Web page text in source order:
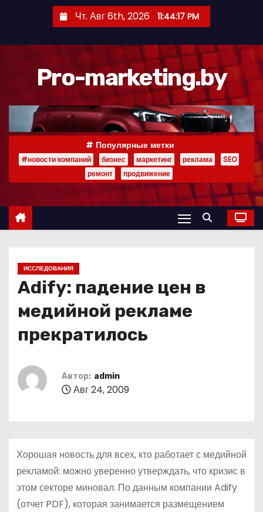
р
Чт. Авг 6th, 2026 11:44:18 PM
Pro-marketing.by
Популярные метки
#новости компаний бизнес маркетинг реклама
SEO
ремонт
продвижение
ИССЛЕДОВАНИЯ
Adify: падение цен в
медийной рекламе
прекратилось
Автор: admin
Авг 24, 2009
Хорошая новость для всех, кто работает с медийной
рекламой: можно уверенно утверждать, что кризис в
этом секторе миновал. По данным компании Adify
(отчет PDF), которая занимается размещением